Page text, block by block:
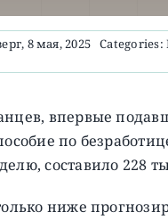
8 мая, 2025 Categories:
впервые
по
составило 228
ниже